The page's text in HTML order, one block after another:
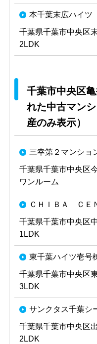
本千葉末広ハイツ
千葉県千葉市中央区
2LDK
千葉市中央区
れた中古マン
産のみ表示）
三幸第２マンショ
千葉県千葉市中央区
ワンルーム
ＣＨＩＢＡ ＣＥ
千葉県千葉市中央区
1LDK
東千葉ハイツ壱
千葉県千葉市中央区
3LDK
サンクタス千葉シ
千葉県千葉市中央区
2LDK